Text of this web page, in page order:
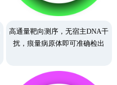
高通量靶向测序，无宿主DNA干
扰，痕量病原体即可准确检出